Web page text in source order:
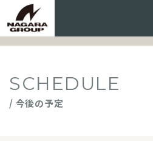
SCHEDULE
/ 今後の予定